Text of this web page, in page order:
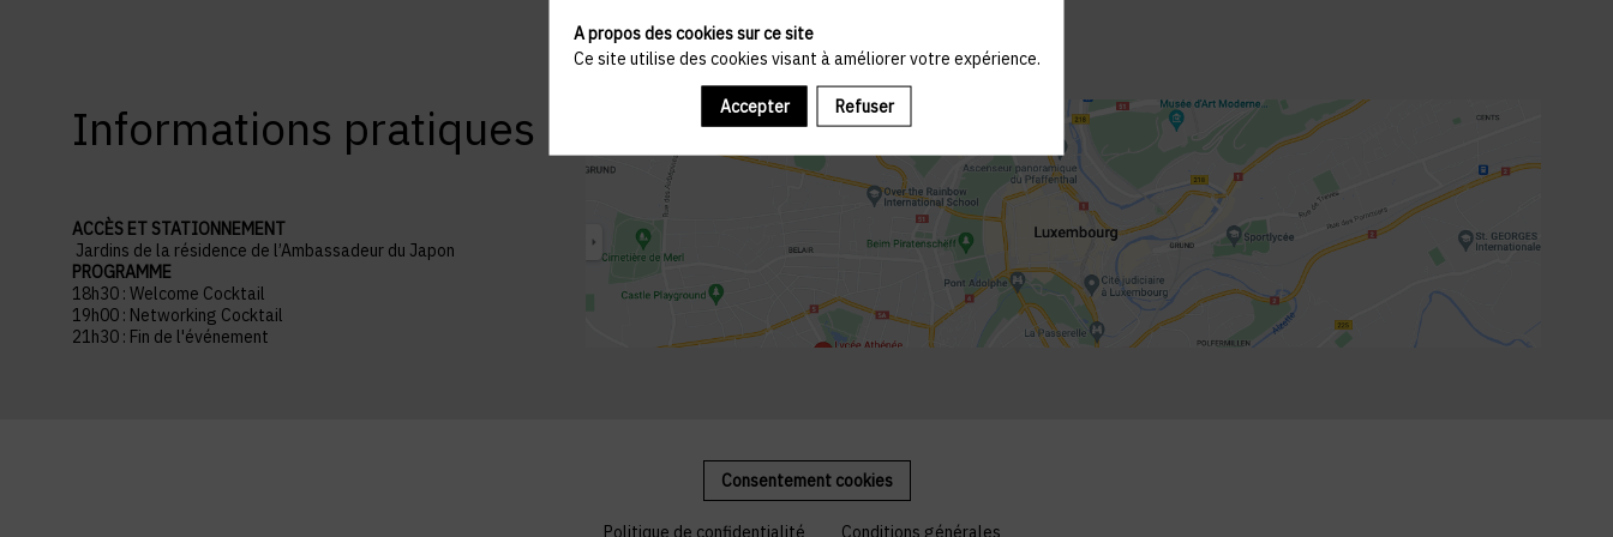
Informations pratiques
ACCÈS ET STATIONNEMENT
Jardins de la résidence de l’Ambassadeur du Japon
PROGRAMME
18h30 : Welcome Cocktail
19h00 : Networking Cocktail
21h30 : Fin de l'événement
Consentement cookies
Politique de confidentialité Conditions générales
A propos des cookies sur ce site
Ce site utilise des cookies visant à améliorer votre expérience.
Accepter Refuser